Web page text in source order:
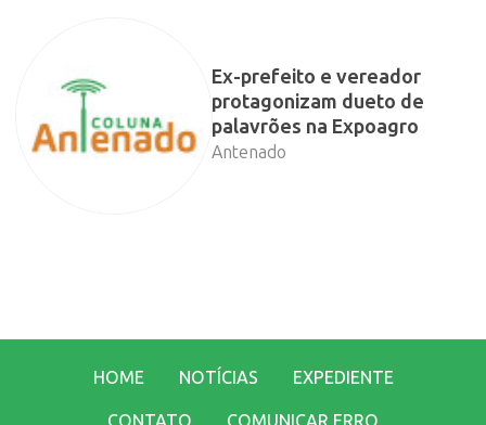
Ex-prefeito e vereador
protagonizam dueto de
palavrões na Expoagro
Antenado
HOME NOTÍCIAS EXPEDIENTE